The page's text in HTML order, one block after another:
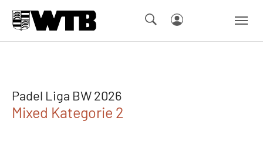
Padel Liga BW 2026
Mixed Kategorie 2